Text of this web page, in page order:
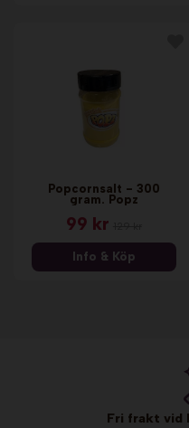
Popcornsalt - 300
gram. Popz
99 kr
Info & Köp
Fri frakt vid